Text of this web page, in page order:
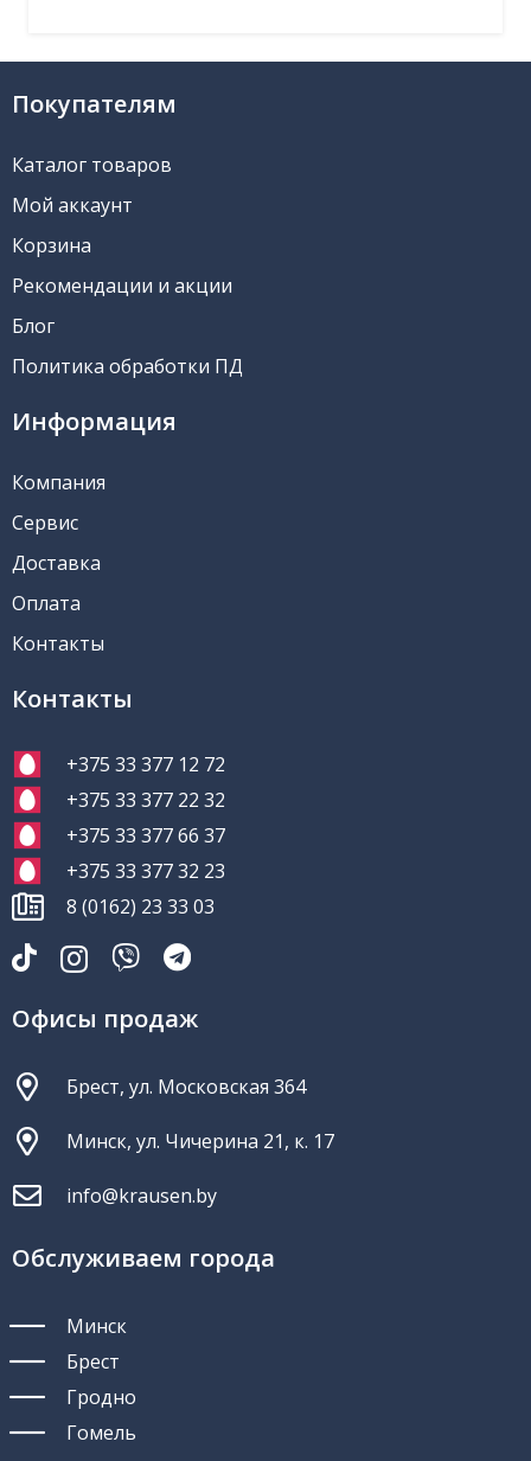
Покупателям
Каталог товаров
Мой аккаунт
Корзина
Рекомендации и акции
Блог
Политика обработки ПД
Информация
Компания
Сервис
Доставка
Оплата
Контакты
Контакты
+375 33 377 12 72
+375 33 377 22 32
+375 33 377 66 37
+375 33 377 32 23
8 (0162) 23 33 03
Офисы продаж
Брест, ул. Московская 364
Минск, ул. Чичерина 21, к. 17
info@krausen.by
Обслуживаем города
Минск
Брест
Гродно
Гомель